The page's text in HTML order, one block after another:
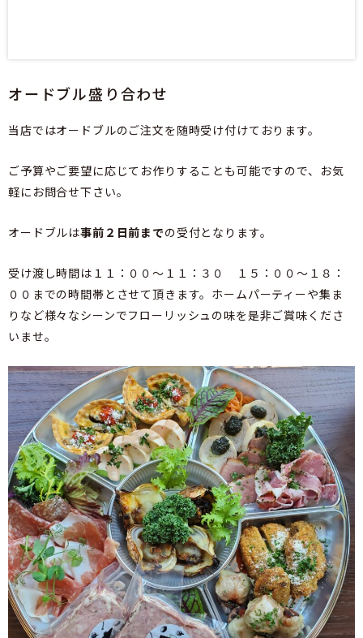
オードブル盛り合わせ
当店ではオードブルのご注文を随時受け付けております。
ご予算やご要望に応じてお作りすることも可能ですので、お気
軽にお問合せ下さい。
オードブルは事前２日前までの受付となります。
受け渡し時間は１１：００～１１：３０ １５：００～１８：
００までの時間帯とさせて頂きます。ホームパーティーや集ま
りなど様々なシーンでフローリッシュの味を是非ご賞味くださ
いませ。